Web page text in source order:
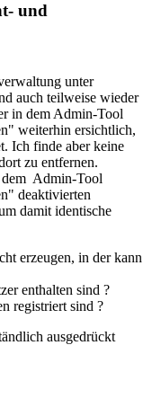
und
unter
auch teilweise wieder
in dem Admin-Tool
weiterhin ersichtlich,
Ich finde aber keine
zu entfernen.
dem Admin-Tool
deaktivierten
damit identische
erzeugen, in der kann
enthalten sind ?
registriert sind ?
ausgedrückt